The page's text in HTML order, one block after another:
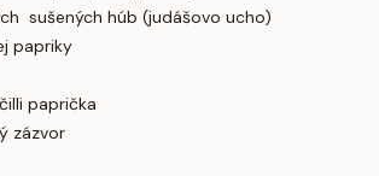
sušených húb (judášovo ucho)
papriky
paprička
zázvor